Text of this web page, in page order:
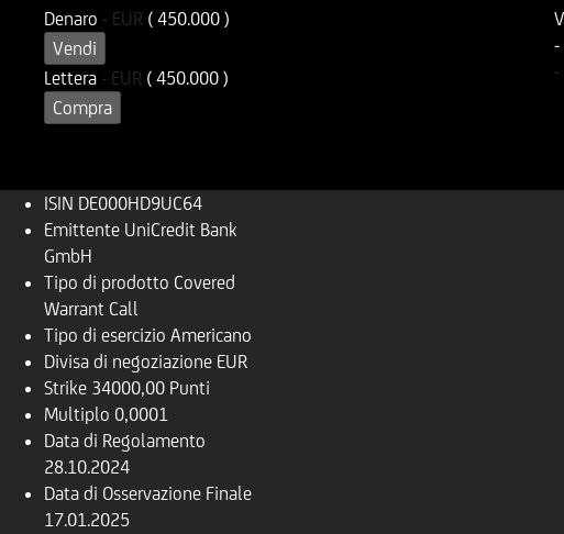
Denaro - EUR ( 450.000 )
Vendi
Lettera - EUR ( 450.000 )
Compra
-
-
ISIN DE000HD9UC64
Emittente UniCredit Bank
GmbH
Tipo di prodotto Covered
Warrant Call
Tipo di esercizio Americano
Divisa di negoziazione EUR
Strike 34000,00 Punti
Multiplo 0,0001
Data di Regolamento
28.10.2024
Data di Osservazione Finale
17.01.2025